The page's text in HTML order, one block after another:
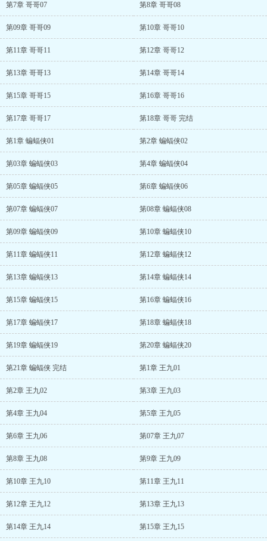
第7章 哥哥07 第8章 哥哥08
第09章 哥哥09 第10章 哥哥10
第11章 哥哥11 第12章 哥哥12
第13章 哥哥13 第14章 哥哥14
第15章 哥哥15 第16章 哥哥16
第17章 哥哥17 第18章 哥哥 完结
第1章 蝙蝠侠01 第2章 蝙蝠侠02
第03章 蝙蝠侠03 第4章 蝙蝠侠04
第05章 蝙蝠侠05 第6章 蝙蝠侠06
第07章 蝙蝠侠07 第08章 蝙蝠侠08
第09章 蝙蝠侠09 第10章 蝙蝠侠10
第11章 蝙蝠侠11 第12章 蝙蝠侠12
第13章 蝙蝠侠13 第14章 蝙蝠侠14
第15章 蝙蝠侠15 第16章 蝙蝠侠16
第17章 蝙蝠侠17 第18章 蝙蝠侠18
第19章 蝙蝠侠19 第20章 蝙蝠侠20
第21章 蝙蝠侠 完结 第1章 王九01
第2章 王九02 第3章 王九03
第4章 王九04 第5章 王九05
第6章 王九06 第07章 王九07
第8章 王九08 第9章 王九09
第10章 王九10 第11章 王九11
第12章 王九12 第13章 王九13
第14章 王九14 第15章 王九15